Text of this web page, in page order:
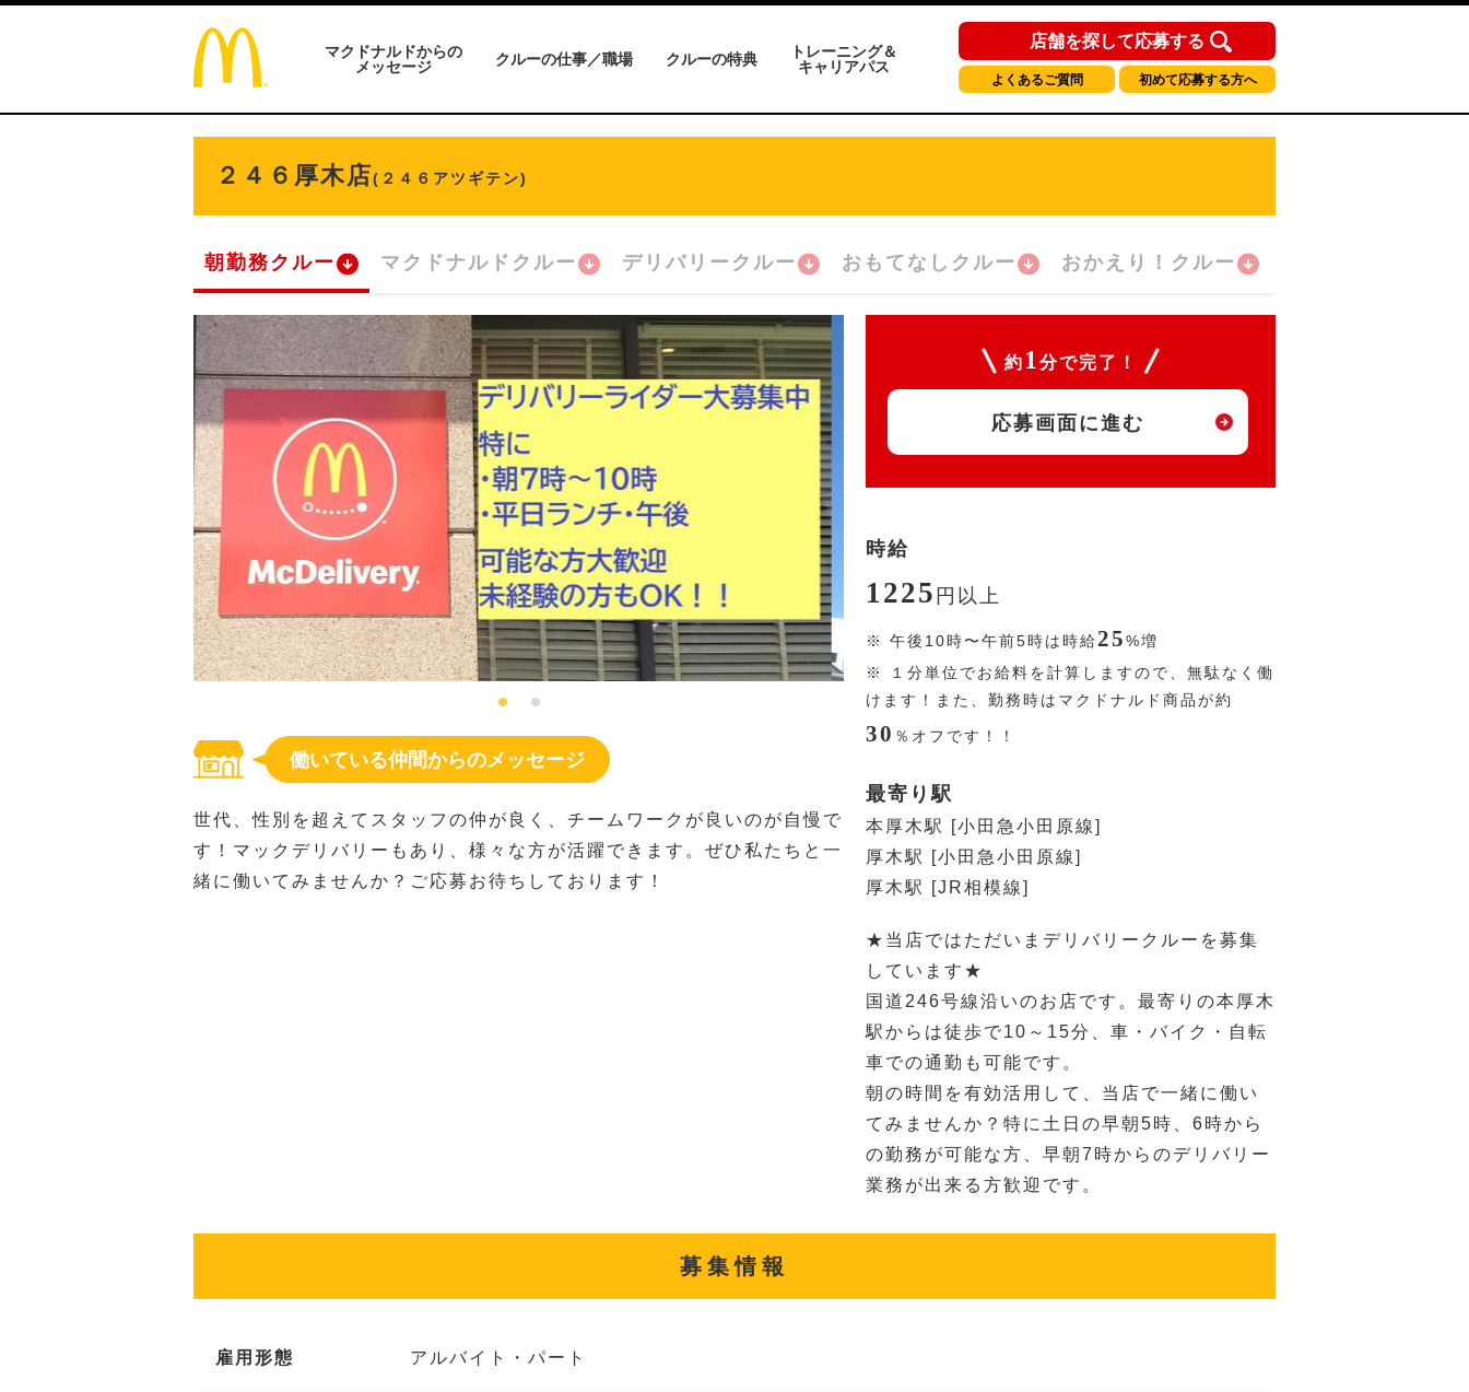
マクドナルドからの
メッセージ
クルーの仕事／職場 クルーの特典
トレーニング＆
キャリアパス
店舗を探して応募する
よくあるご質問 初めて応募する方へ
２４６厚木店(２４６アツギテン)
朝勤務クルー マクドナルドクルー デリバリークルー おもてなしクルー おかえり！クルー
働いている仲間からのメッセージ
世代、性別を超えてスタッフの仲が良く、チームワークが良いのが自慢で
す！マックデリバリーもあり、様々な方が活躍できます。ぜひ私たちと一
緒に働いてみませんか？ご応募お待ちしております！
約 1 分で完了！
応募画面に進む
時給
1225 円 以上
※ 午後10時〜午前5時は時給25%増
※
１分単位でお給料を計算しますので、無駄なく働
けます！また、勤務時はマクドナルド商品が約
30 ％ オフです！！
最寄り駅
本厚木駅 [小田急小田原線]
厚木駅 [小田急小田原線]
厚木駅 [JR相模線]
★当店ではただいまデリバリークルーを募集
しています★
国道246号線沿いのお店です。最寄りの本厚木
駅からは徒歩で10～15分、車・バイク・自転
車での通勤も可能です。
朝の時間を有効活用して、当店で一緒に働い
てみませんか？特に土日の早朝5時、6時から
の勤務が可能な方、早朝7時からのデリバリー
業務が出来る方歓迎です。
募集情報
雇用形態 アルバイト・パート